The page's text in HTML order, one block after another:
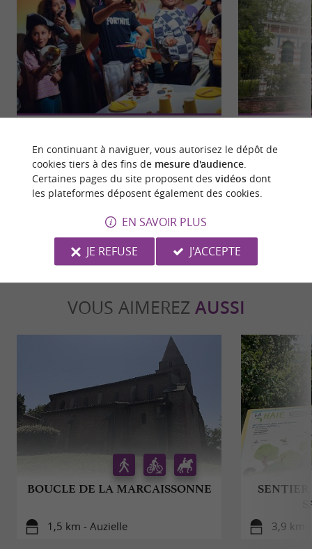
Gulli Parc, le parc à thème idéal pour les petits et
les grands près de Toulouse Voilà la destination ...
4,2 km - Saint-Orens-de-Gameville
Le musée
situé à
l'Égypte antique
9,6 km -
VOUS AIMEREZ AUSSI
BOUCLE DE LA MARCAISSONNE
1,5 km - Auzielle 3,9 km
En continuant à naviguer, vous autorisez le dépôt de
cookies tiers à des fins de mesure d'audience.
Certaines pages du site proposent des vidéosdont
les plateformes déposent également des cookies.
EN SAVOIR PLUS
JE REFUSE
J'ACCEPTE